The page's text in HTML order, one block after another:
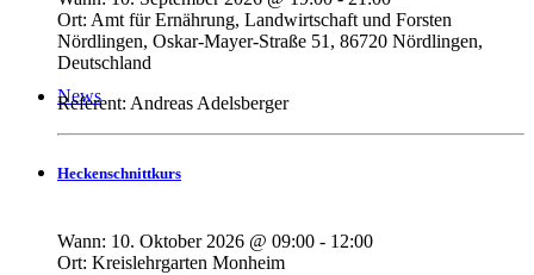
News
Ort: Amt für Ernährung, Landwirtschaft und Forsten
Nördlingen, Oskar-Mayer-Straße 51, 86720 Nördlingen,
Deutschland
Referent: Andreas Adelsberger
Heckenschnittkurs
Wann: 10. Oktober 2026 @ 09:00 - 12:00
Ort: Kreislehrgarten Monheim